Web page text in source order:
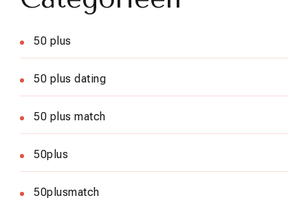
50 plus
50 plus dating
50 plus match
50plus
50plusmatch